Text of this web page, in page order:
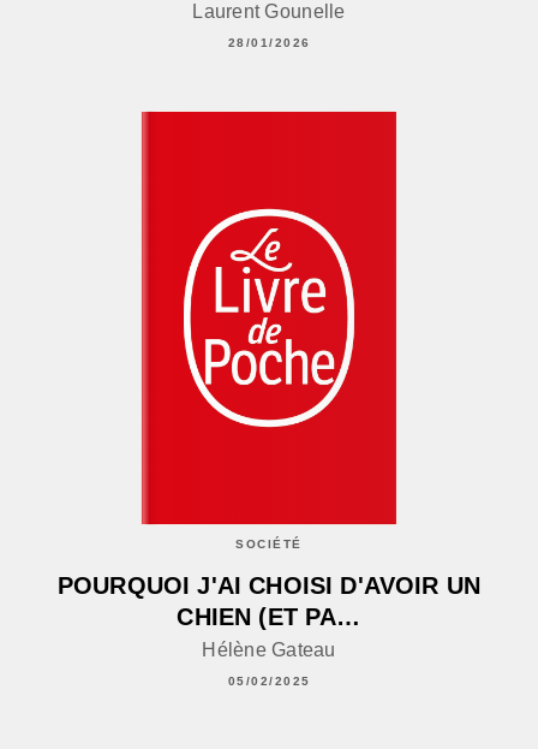
Laurent Gounelle
28/01/2026
SOCIÉTÉ
POURQUOI J'AI CHOISI D'AVOIR UN
CHIEN (ET PA…
Hélène Gateau
05/02/2025